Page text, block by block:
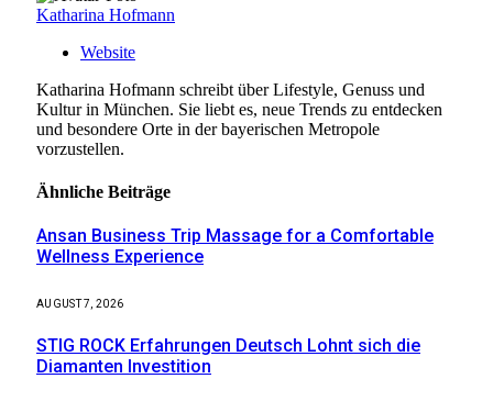
Katharina Hofmann
Website
Katharina Hofmann schreibt über Lifestyle, Genuss und
Kultur in München. Sie liebt es, neue Trends zu entdecken
und besondere Orte in der bayerischen Metropole
vorzustellen.
Ähnliche Beiträge
Ansan Business Trip Massage for a Comfortable
Wellness Experience
AUGUST 7, 2026
STIG ROCK Erfahrungen Deutsch Lohnt sich die
Diamanten Investition